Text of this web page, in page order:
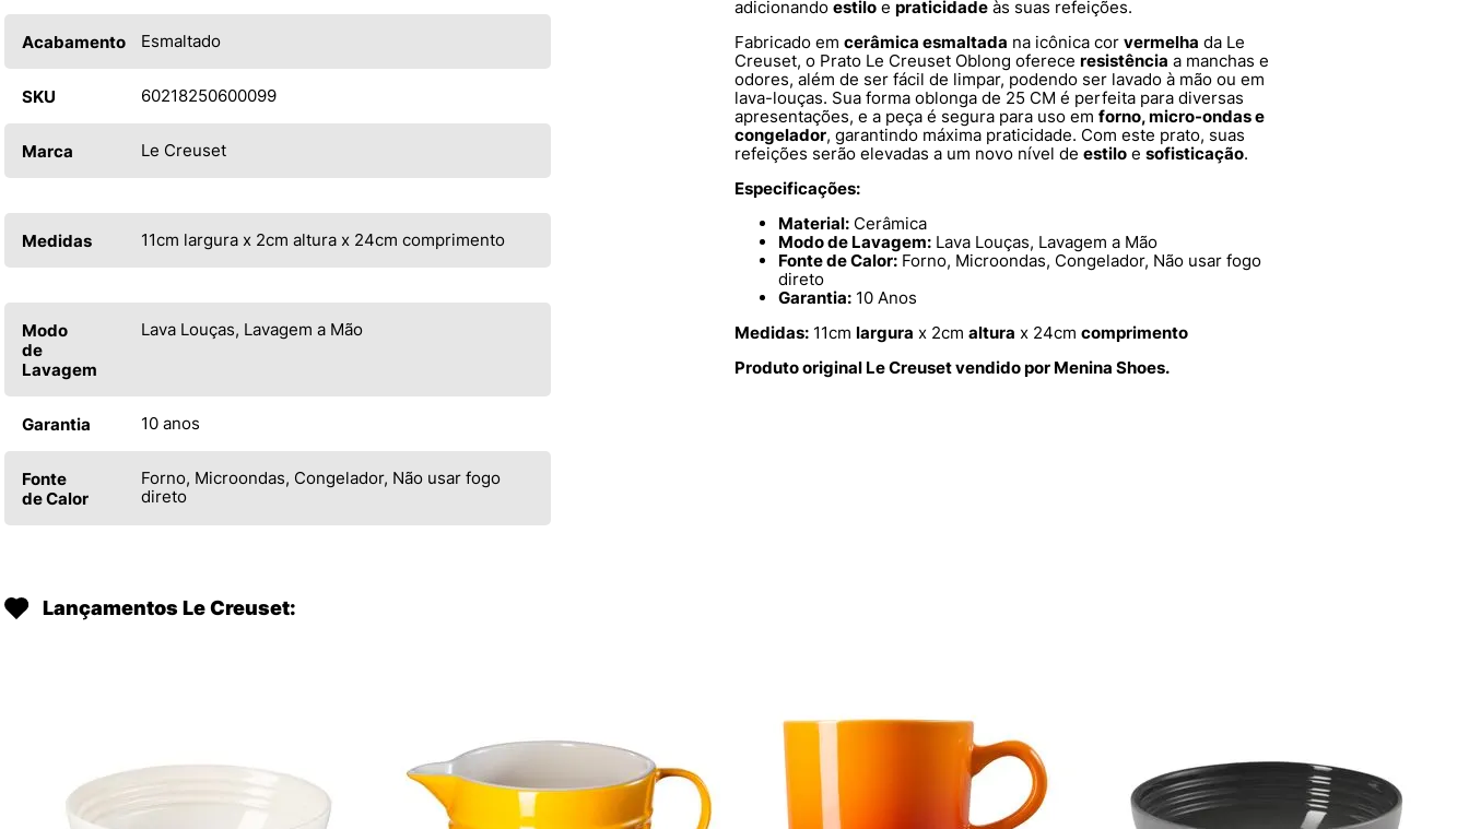
Acabamento Esmaltado
SKU 60218250600099
Marca Le Creuset
Medidas 11cm largura x 2cm altura x 24cm comprimento
Modo
de
Lavagem
Lava Louças, Lavagem a Mão
Garantia 10 anos
Fonte
de Calor
Forno, Microondas, Congelador, Não usar fogo
direto
adicionando estilo e praticidade às suas refeições.
Fabricado em cerâmica esmaltada na icônica cor vermelha da Le
Creuset, o Prato Le Creuset Oblong oferece resistência a manchas e
odores, além de ser fácil de limpar, podendo ser lavado à mão ou em
lava-louças. Sua forma oblonga de 25 CM é perfeita para diversas
apresentações, e a peça é segura para uso em forno, micro-ondas e
congelador, garantindo máxima praticidade. Com este prato, suas
refeições serão elevadas a um novo nível de estilo e sofisticação.
Especificações:
Material: Cerâmica
Modo de Lavagem: Lava Louças, Lavagem a Mão
Fonte de Calor: Forno, Microondas, Congelador, Não usar fogo
direto
Garantia: 10 Anos
Medidas: 11cm largura x 2cm altura x 24cm comprimento
Produto original Le Creuset vendido por Menina Shoes.
Lançamentos Le Creuset: